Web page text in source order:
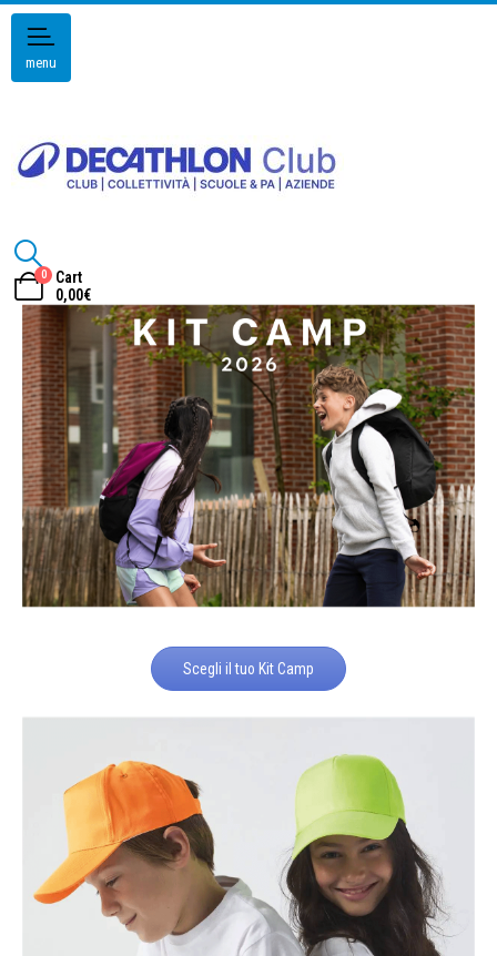
menu
0
Cart
0,00€
Scegli il tuo Kit Camp